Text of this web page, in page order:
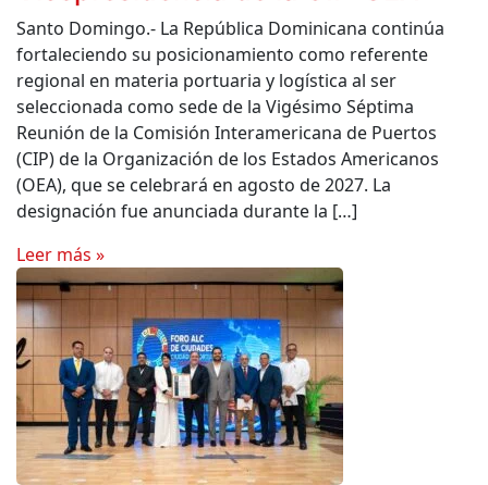
Santo Domingo.- La República Dominicana continúa
fortaleciendo su posicionamiento como referente
regional en materia portuaria y logística al ser
seleccionada como sede de la Vigésimo Séptima
Reunión de la Comisión Interamericana de Puertos
(CIP) de la Organización de los Estados Americanos
(OEA), que se celebrará en agosto de 2027. La
designación fue anunciada durante la […]
Leer más »